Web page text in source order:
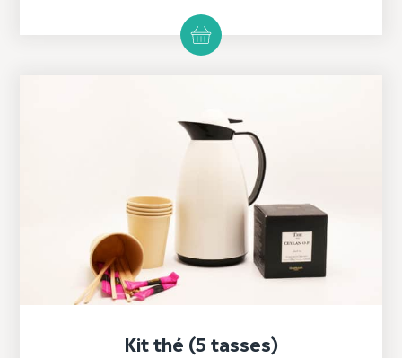
Kit thé (5 tasses)